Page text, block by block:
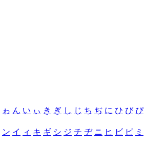
ゎ ん い ぃ き ぎ し じ ち ぢ に ひ び ぴ
ン イ ィ キ ギ シ ジ チ ヂ ニ ヒ ビ ピ ミ